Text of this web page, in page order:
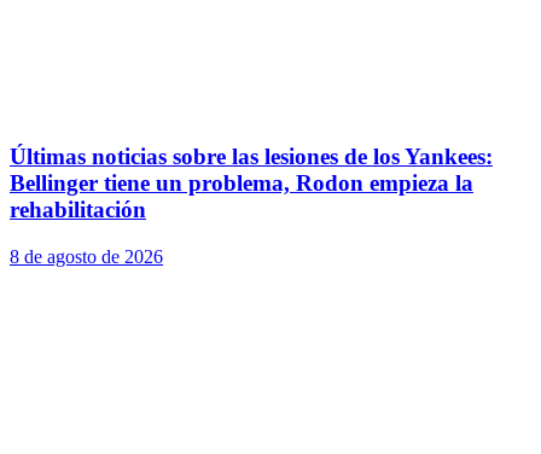
Últimas noticias sobre las lesiones de los Yankees:
Bellinger tiene un problema, Rodon empieza la
rehabilitación
8 de agosto de 2026